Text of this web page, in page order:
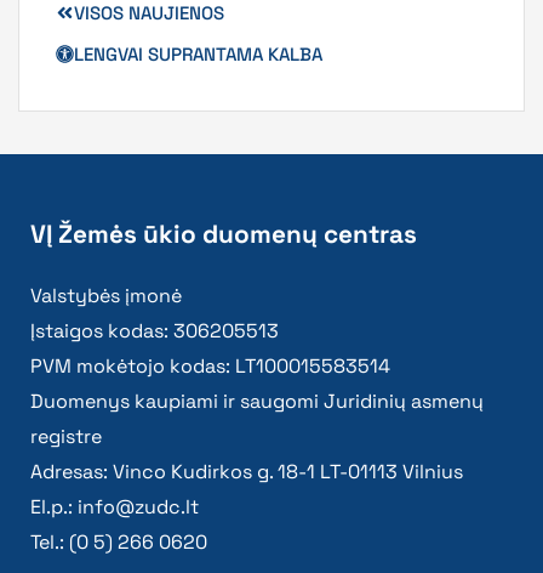
VISOS NAUJIENOS
LENGVAI SUPRANTAMA KALBA
VĮ Žemės ūkio duomenų centras
Valstybės įmonė
Įstaigos kodas: 306205513
PVM mokėtojo kodas: LT100015583514
Duomenys kaupiami ir saugomi Juridinių asmenų
registre
Adresas: Vinco Kudirkos g. 18-1 LT-01113 Vilnius
El.p.: info@zudc.lt
Tel.: (0 5) 266 0620